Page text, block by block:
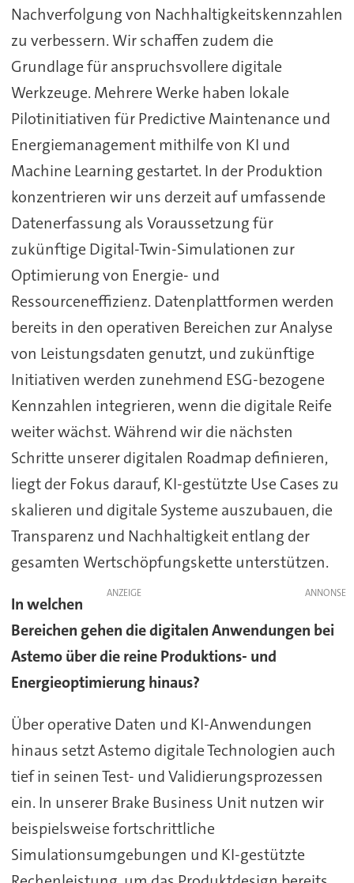
Nachverfolgung von Nachhaltigkeitskennzahlen
zu verbessern. Wir schaffen zudem die
Grundlage für anspruchsvollere digitale
Werkzeuge. Mehrere Werke haben lokale
Pilotinitiativen für Predictive Maintenance und
Energiemanagement mithilfe von KI und
Machine Learning gestartet. In der Produktion
konzentrieren wir uns derzeit auf umfassende
Datenerfassung als Voraussetzung für
zukünftige Digital-Twin-Simulationen zur
Optimierung von Energie- und
Ressourceneffizienz. Datenplattformen werden
bereits in den operativen Bereichen zur Analyse
von Leistungsdaten genutzt, und zukünftige
Initiativen werden zunehmend ESG-bezogene
Kennzahlen integrieren, wenn die digitale Reife
weiter wächst. Während wir die nächsten
Schritte unserer digitalen Roadmap definieren,
liegt der Fokus darauf, KI-gestützte Use Cases zu
skalieren und digitale Systeme auszubauen, die
Transparenz und Nachhaltigkeit entlang der
gesamten Wertschöpfungskette unterstützen.
ANZEIGE
In welchen
Bereichen gehen die digitalen Anwendungen bei
Astemo über die reine Produktions- und
Energieoptimierung hinaus?
Über operative Daten und KI-Anwendungen
hinaus setzt Astemo digitale Technologien auch
tief in seinen Test- und Validierungsprozessen
ein. In unserer Brake Business Unit nutzen wir
beispielsweise fortschrittliche
Simulationsumgebungen und KI-gestützte